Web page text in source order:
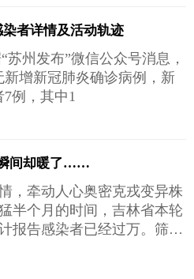
者详情及活动轨迹
州发布”微信公众号消息，
新增新冠肺炎确诊病例，新
例，其中1
间却暖了……
，牵动人心奥密克戎变异株
半个月的时间，吉林省本轮
报告感染者已经过万。筛